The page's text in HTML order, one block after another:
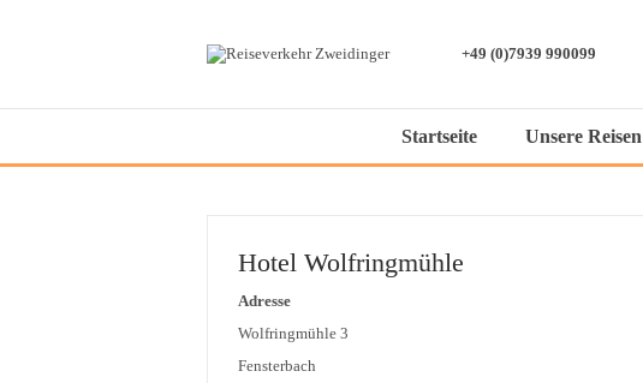
+49 (0)7939 990099
Startseite Unsere Reisen
Hotel Wolfringmühle
Adresse
Wolfringmühle 3
Fensterbach